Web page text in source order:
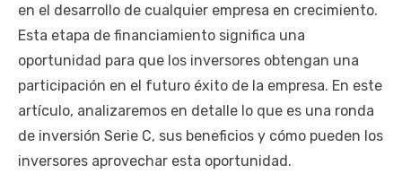
en el desarrollo de cualquier empresa en crecimiento.
Esta etapa de financiamiento significa una
oportunidad para que los inversores obtengan una
participación en el futuro éxito de la empresa. En este
artículo, analizaremos en detalle lo que es una ronda
de inversión Serie C, sus beneficios y cómo pueden los
inversores aprovechar esta oportunidad.